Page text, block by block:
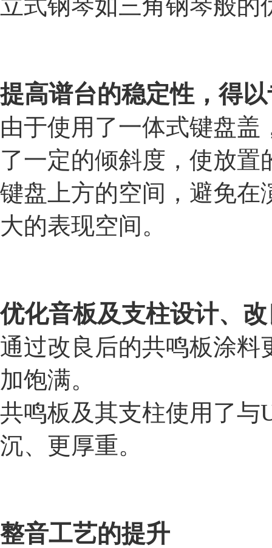
立式钢琴如三角钢琴般的
提高谱台的稳定性，得
由于使用了一体式键盘
了一定的倾斜度，使放
键盘上方的空间，避免在
大的表现空间。
优化音板及支柱设计、
通过改良后的共鸣板涂料
加饱满。
共鸣板及其支柱使用了与
沉、更厚重。
整音工艺的提升